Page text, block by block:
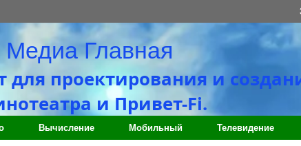
Главная
для проектирования и
и Привет-Fi.
Вычисление Мобильный Телевидение